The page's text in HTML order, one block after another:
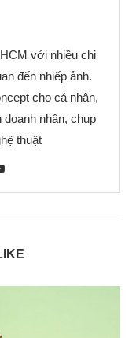
với nhiều chi
đến nhiếp ảnh.
cho cá nhân,
nhân, chụp
thuật